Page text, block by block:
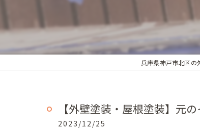
兵庫県神戸市北区の
【外壁塗装・屋根塗装】
2023/12/25